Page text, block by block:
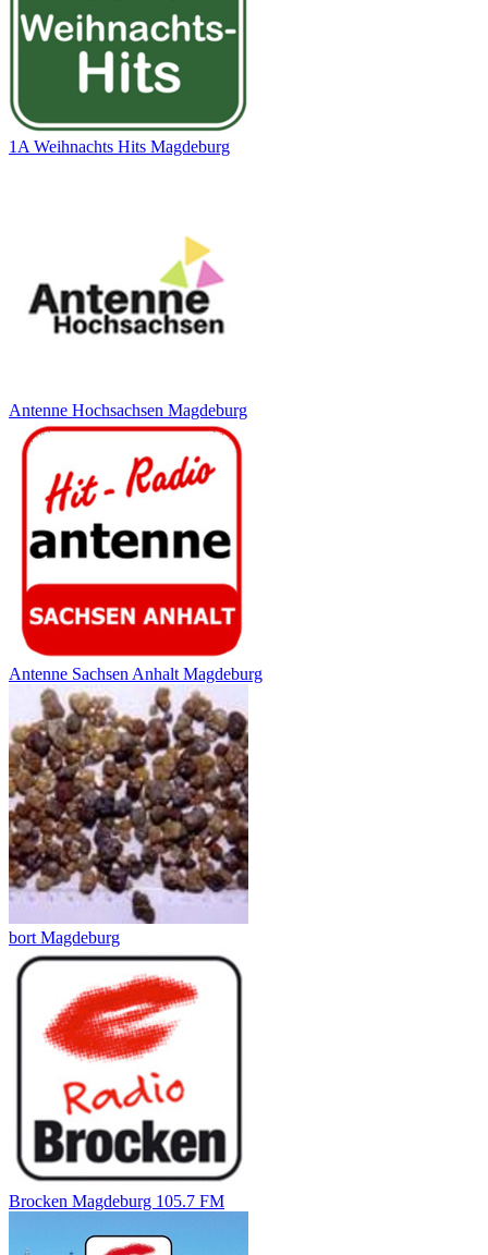
1A Weihnachts Hits Magdeburg
Antenne Hochsachsen Magdeburg
Antenne Sachsen Anhalt Magdeburg
bort Magdeburg
Brocken Magdeburg 105.7 FM